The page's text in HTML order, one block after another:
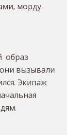
морду
образ
вызывали
Экипаж